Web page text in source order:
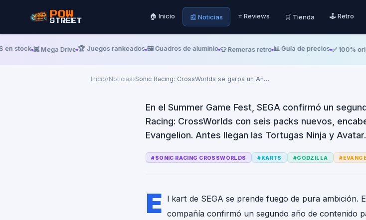
POW
STREET
🏠 Inicio 📰 Noticias ⭐ Reviews 🛒 Tienda 🕹️ Retro
👾 Mega Drive 🏆 Juegos rankeados 🖼️ Cuadros de aluminio 👕 Remeras retro 📊 Guía de precios ✅ 100%
Inicio›Noticias›Sonic Racing: CrossWorlds se garpa un Añ…
VIDEO GAMES CHRONICLE Viernes, 19 De Junio De 2026
Sonic Racing:
2 con DLC de Godzilla Y
En el Summer Game Fest, SEGA confirmó un
Racing: CrossWorlds con seis packs nuevos,
Evangelion. Antes llegan las Tortugas Ninja y Avatar.
#SONIC RACING CROSSWORLDS #KARTS #GODZILLA #
E l kart de SEGA se prende fuego de pura ambición.
compañía confirmó un segundo año de contenido